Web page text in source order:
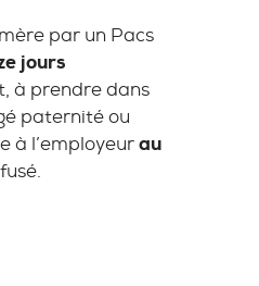
par un Pacs
jours
à prendre dans
paternité ou
à l’employeurau